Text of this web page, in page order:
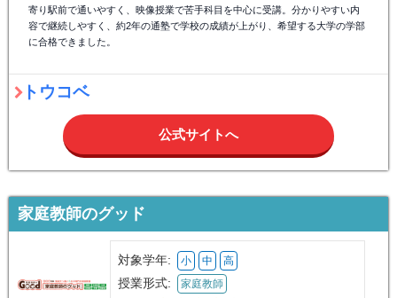
寄り駅前で通いやすく、映像授業で苦手科目を中心に受講。分かりやすい内
容で継続しやすく、約2年の通塾で学校の成績が上がり、希望する大学の学部
に合格できました。
トウコベ
公式サイトへ
家庭教師のグッド
対象学年: 小 中 高
授業形式: 家庭教師